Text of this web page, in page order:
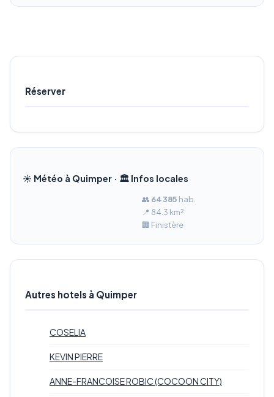
Réserver
☀️ Météo à Quimper · 🏛️ Infos locales
👥 64 385 hab.
📍 84.3 km²
🏢 Finistère
Autres hotels à Quimper
COSELIA
KEVIN PIERRE
ANNE-FRANCOISE ROBIC (COCOON CITY)